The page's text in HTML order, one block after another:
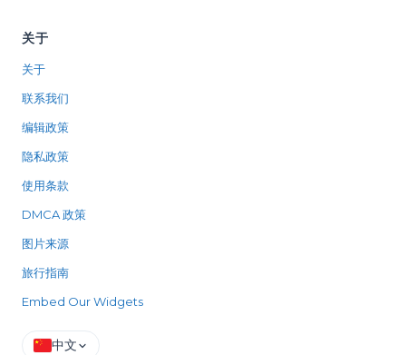
关于
关于
联系我们
编辑政策
隐私政策
使用条款
DMCA 政策
图片来源
旅行指南
Embed Our Widgets
中文